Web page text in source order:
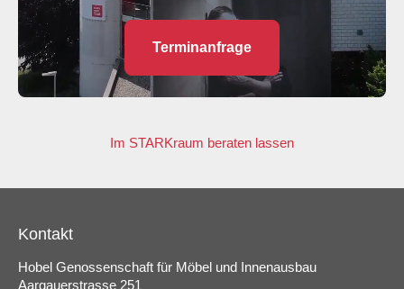
Terminanfrage
Im STARKraum beraten lassen
Kontakt
Hobel Genossenschaft für Möbel und Innenausbau
Aargauerstrasse 251